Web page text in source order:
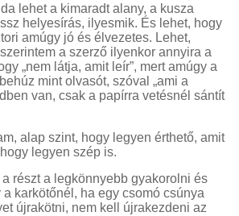
lehet a kimaradt alany, a kusza
helyesírás, ilyesmik. És lehet, hogy
amúgy jó és élvezetes. Lehet,
a szerző ilyenkor annyira a
„nem látja, amit leír”, mert amúgy a
mint olvasót, szóval „ami a
van, csak a papírra vetésnél sántít
alap szint, hogy legyen érthető, amit
legyen szép is.
részt a legkönnyebb gyakorolni és
karkötőnél, ha egy csomó csúnya
újrakötni, nem kell újrakezdeni az